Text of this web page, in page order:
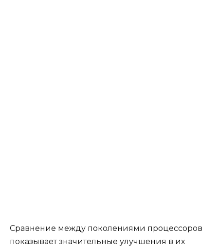
Сравнение между поколениями процессоров
показывает значительные улучшения в их